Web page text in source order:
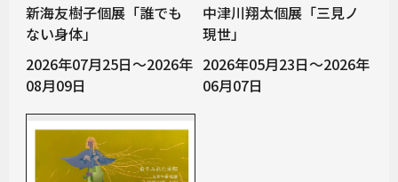
新海友樹子個展「誰でも
ない身体」
2026年07月25日～2026年
08月09日
中津川翔太個展「三見ノ
現世」
2026年05月23日～2026年
06月07日